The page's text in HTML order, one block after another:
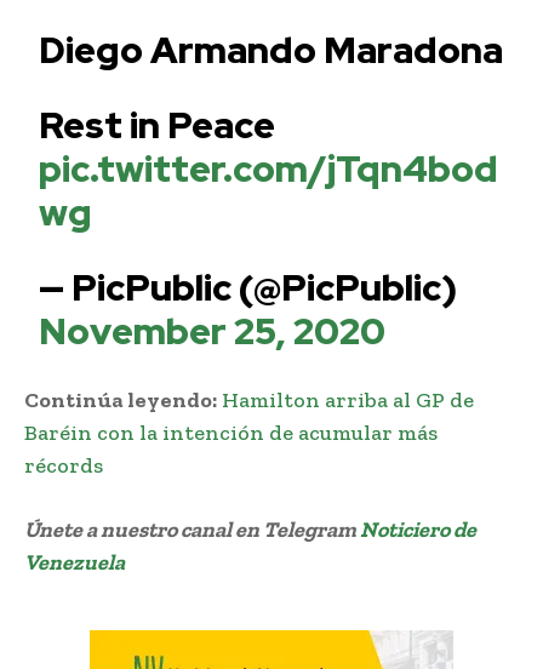
Diego Armando Maradona
Rest in Peace
pic.twitter.com/jTqn4bod
wg
— PicPublic (@PicPublic)
November 25, 2020
Continúa leyendo: Hamilton arriba al GP de
Baréin con la intención de acumular más
récords
Únete a nuestro canal en TelegramNoticiero de
Venezuela